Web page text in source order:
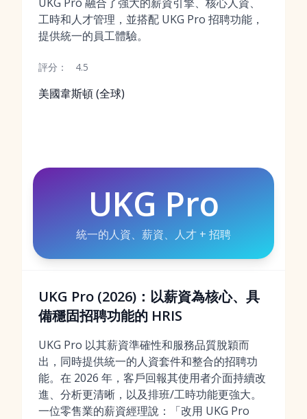
工時和人才管理，並搭配 UKG Pro 招聘功能，
提供統一的員工體驗。
評分： 4.5
美國韋斯頓 (全球)
UKG Pro
統一的人資、薪資、人才 + 招聘
UKG Pro (2026)：以薪資為核心、具
備穩固招聘功能的 HRIS
UKG Pro 以其薪資準確性和服務品質脫穎而
出，同時提供統一的人資套件和整合的招聘功
能。在 2026 年，客戶回報其使用者介面持續改
進、分析更清晰，以及排班/工時功能更強大。
一位零售業的薪資經理說：「改用 UKG Pro